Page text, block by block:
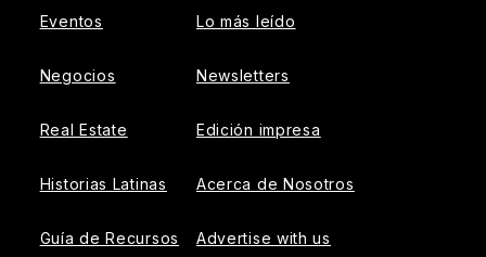
Eventos
Negocios
Real Estate
Historias Latinas
Guía de Recursos
Lo más leído
Newsletters
Edición impresa
Acerca de Nosotros
Advertise with us